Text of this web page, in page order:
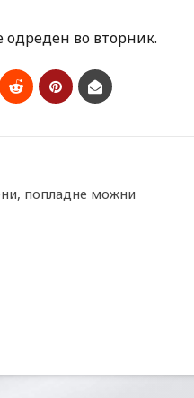
одреден во вторник.
попладне можни